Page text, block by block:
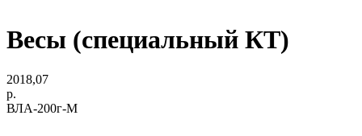
Весы (специальный КТ)
2018,07
р.
ВЛА-200г-М